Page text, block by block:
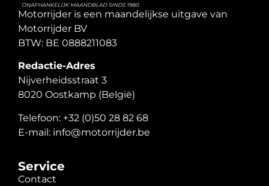
Motorrijder is een maandelijkse uitgave van
Motorrijder BV
BTW: BE 0888211083
Redactie-Adres
Nijverheidsstraat 3
8020 Oostkamp (België)
Telefoon: +32 (0)50 28 82 68
E-mail: info@motorrijder.be
Service
Contact